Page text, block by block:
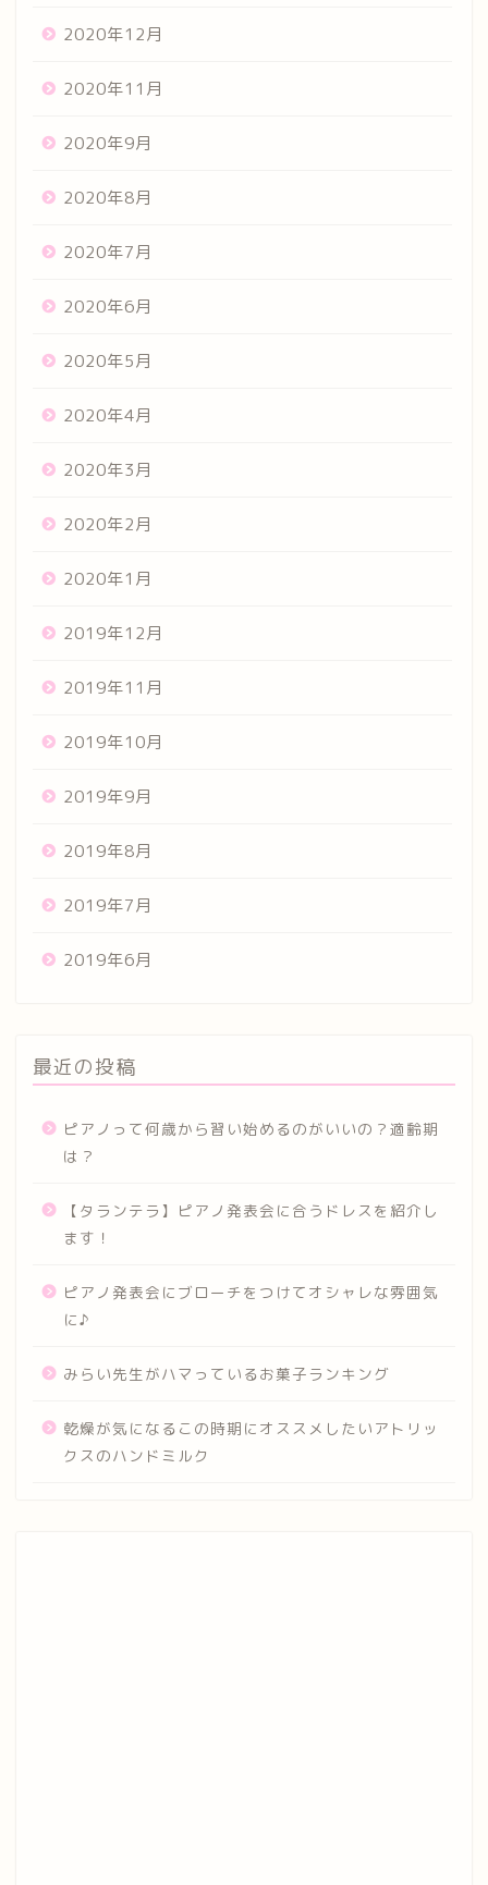
2020年12月
2020年11月
2020年9月
2020年8月
2020年7月
2020年6月
2020年5月
2020年4月
2020年3月
2020年2月
2020年1月
2019年12月
2019年11月
2019年10月
2019年9月
2019年8月
2019年7月
2019年6月
最近の投稿
ピアノって何歳から習い始めるのがいいの？適齢期
は？
【タランテラ】ピアノ発表会に合うドレスを紹介し
ます！
ピアノ発表会にブローチをつけてオシャレな雰囲気
に♪
みらい先生がハマっているお菓子ランキング
乾燥が気になるこの時期にオススメしたいアトリッ
クスのハンドミルク